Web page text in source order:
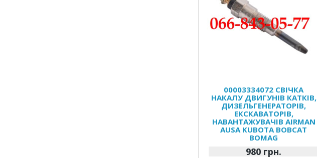
00003334072 СВІЧКА
НАКАЛУ ДВИГУНІВ КАТКІВ,
ДИЗЕЛЬГЕНЕРАТОРІВ,
ЕКСКАВАТОРІВ,
НАВАНТАЖУВАЧІВ AIRMAN
AUSA KUBOTA BOBCAT
BOMAG
980 грн.